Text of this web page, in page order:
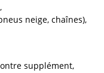
neige, chaînes)
supplément